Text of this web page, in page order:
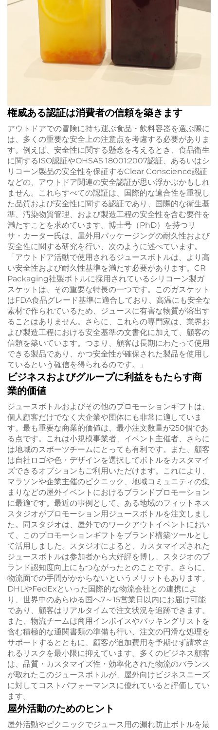
権威ある認証は消費者の信頼を築きます
アウトドアでの冒険に持ち運ぶ食品・飲料容器を選ぶ際に
は、多くの重要な安全上の注意点を考慮する必要がありま
す。例えば、安全性に関する懸念を考えるとき、食品衛生
に関するISO認証やOHSAS 18001:2007認証、あるいはシ
リコーン製品の安全性を保証するClear Conscience認証
などの、アウトドア関連の安全認証が思い浮かぶかもしれ
ません。これらすべての認証は、国際的な適合性を重視し
た品質および安全性に関する認証であり、国際的な衛生基
準、汚染物質管理、および製造工程の安全性を含む要件を
満たすことを求めています。博士号（PhD）を持つリ
サ・カーター氏は、屋外用パッケージングの耐久性および
安全性に関する研究を行い、次のように述べています。
「アウトドア活動で使用されるジュースボトルは、より高
い安全性および耐久性基準を満たす必要があります。CR
Packaging社製ボトルに採用されているシリコーン製ガ
スケットは、その重要な特長の一つです。このガスケット
はFDA食品グレード基準に適合しており、高温にも安全な
素材で作られているため、ジュースに有害な物質が溶出す
ることはありません。さらに、これらの専門家は、業界お
よび製造工程における安全基準の文書化に加えて、顧客の
信頼を築いています。つまり、顧客は長期にわたって使用
できる製品であり、かつ安全性が確保された製品を使用し
ているという確信を得られるのです。」
ビジネスおよびグループに利益をもたらす商
業的価値
ジュースボトルおよびその他のプロモーションギフトは、
個人顧客だけでなく大企業や団体にも非常に適していま
す。最も重要な商業的価値は、最小注文数量が250個であ
る点です。これは小規模事業者、イベント主催者、さらに
は地域のスポーツチームにとっても有利です。また、顧客
は自社ロゴや色・デザインを選択してボトルをカスタマイ
ズできるオプションもご利用いただけます。これにより、
マラソンや企業主催のピクニック、地域コミュニティの集
まりなどの屋外イベントにおけるブランドプロモーション
に最適です。最近の事例として、ある地域のフィットネス
スタジオがプロモーション用ジュースボトルを注文しまし
た。同スタジオは、屋外でのワークアウトイベントにおい
て、このプロモーションギフトをブランド構築ツールとし
て活用しました。スタジオによると、カスタマイズされた
ジュースボトルは参加者から大好評を博し、スタジオのブ
ランド認知度向上にもつながったとのことです。さらに、
物流面での手間がかからないというメリットもあります。
DHLやFedExといった国際的な物流会社との連携によ
り、世界中のあらゆる国へ7～15営業日以内にお届け可能
であり、顧客はリアルタイムで注文状況を追跡できます。
また、物流チームは商用インボイスやパッキングリストを
含む積極的な通関書類の準備も行い、注文の円滑な処理を
サポートするとともに、顧客が追加費用を予期せず請求さ
れるリスクを最小限に抑えています。多くのビジネス顧客
は、品質・カスタマイズ性・効率化された物流のバランス
が取れたこのジュースボトルが、屋外向けビジネスニーズ
に対してコストパフォーマンスに優れていると評価してい
ます。
屋外活動のためのヒント
屋外活動やピクニックでジュース用の漏れ防止ボトルを最